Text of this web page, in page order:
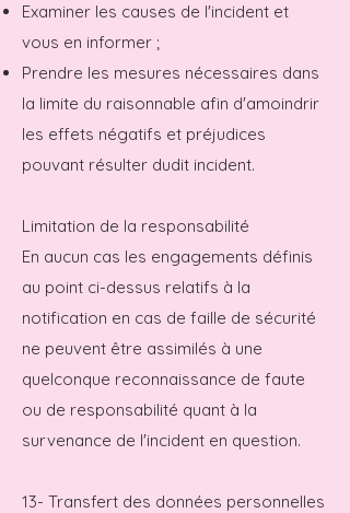
Examiner les causes de l'incident et
vous en informer ;
Prendre les mesures nécessaires dans
la limite du raisonnable afin d'amoindrir
les effets négatifs et préjudices
pouvant résulter dudit incident.
Limitation de la responsabilité
En aucun cas les engagements définis
au point ci-dessus relatifs à la
notification en cas de faille de sécurité
ne peuvent être assimilés à une
quelconque reconnaissance de faute
ou de responsabilité quant à la
survenance de l'incident en question.
13- Transfert des données personnelles